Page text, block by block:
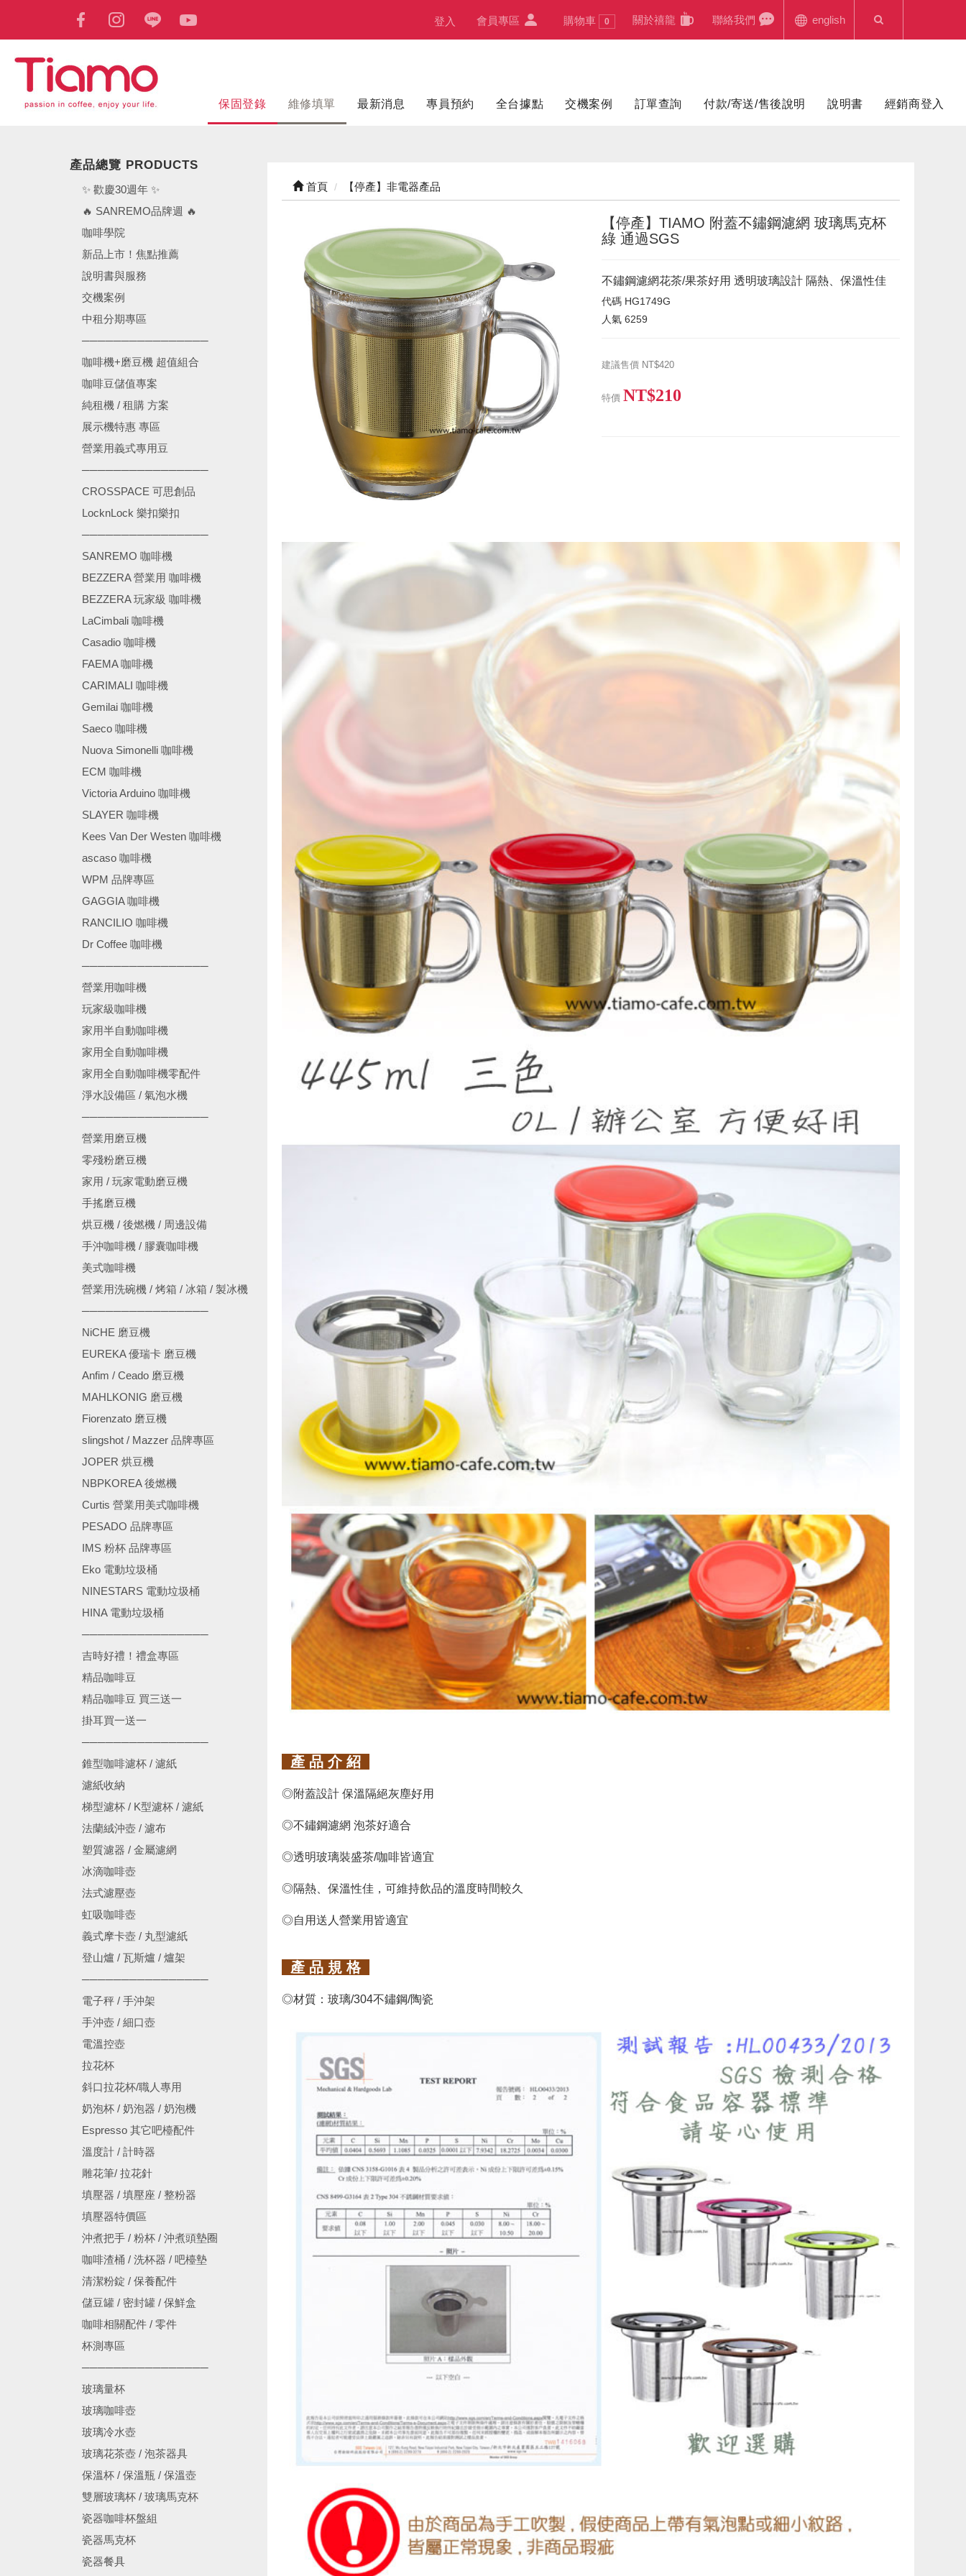
登入 會員專區 購物車 0 關於禧龍 聯絡我們 english
保固登錄 維修填單 最新消息 專員預約 全台據點 交機案例 訂單查詢 付款/寄送/售後說明 說明書 經銷商登入
產品總覽 PRODUCTS
✨ 歡慶30週年 ✨
🔥 SANREMO品牌週 🔥
咖啡學院
新品上市！焦點推薦
說明書與服務
交機案例
中租分期專區
────────────────
咖啡機+磨豆機 超值組合
咖啡豆儲值專案
純租機 / 租購 方案
展示機特惠 專區
營業用義式專用豆
────────────────
CROSSPACE 可思創品
LocknLock 樂扣樂扣
────────────────
SANREMO 咖啡機
BEZZERA 營業用 咖啡機
BEZZERA 玩家級 咖啡機
LaCimbali 咖啡機
Casadio 咖啡機
FAEMA 咖啡機
CARIMALI 咖啡機
Gemilai 咖啡機
Saeco 咖啡機
Nuova Simonelli 咖啡機
ECM 咖啡機
Victoria Arduino 咖啡機
SLAYER 咖啡機
Kees Van Der Westen 咖啡機
ascaso 咖啡機
WPM 品牌專區
GAGGIA 咖啡機
RANCILIO 咖啡機
Dr Coffee 咖啡機
────────────────
營業用咖啡機
玩家級咖啡機
家用半自動咖啡機
家用全自動咖啡機
家用全自動咖啡機零配件
淨水設備區 / 氣泡水機
────────────────
營業用磨豆機
零殘粉磨豆機
家用 / 玩家電動磨豆機
手搖磨豆機
烘豆機 / 後燃機 / 周邊設備
手沖咖啡機 / 膠囊咖啡機
美式咖啡機
營業用洗碗機 / 烤箱 / 冰箱 / 製冰機
────────────────
NiCHE 磨豆機
EUREKA 優瑞卡 磨豆機
Anfim / Ceado 磨豆機
MAHLKONIG 磨豆機
Fiorenzato 磨豆機
slingshot / Mazzer 品牌專區
JOPER 烘豆機
NBPKOREA 後燃機
Curtis 營業用美式咖啡機
PESADO 品牌專區
IMS 粉杯 品牌專區
Eko 電動垃圾桶
NINESTARS 電動垃圾桶
HINA 電動垃圾桶
────────────────
吉時好禮！禮盒專區
精品咖啡豆
精品咖啡豆 買三送一
掛耳買一送一
────────────────
錐型咖啡濾杯 / 濾紙
濾紙收納
梯型濾杯 / K型濾杯 / 濾紙
法蘭絨沖壺 / 濾布
塑質濾器 / 金屬濾網
冰滴咖啡壺
法式濾壓壺
虹吸咖啡壺
義式摩卡壺 / 丸型濾紙
登山爐 / 瓦斯爐 / 爐架
────────────────
電子秤 / 手沖架
手沖壺 / 細口壺
電溫控壺
拉花杯
斜口拉花杯/職人專用
奶泡杯 / 奶泡器 / 奶泡機
Espresso 其它吧檯配件
溫度計 / 計時器
雕花筆/ 拉花針
填壓器 / 填壓座 / 整粉器
填壓器特價區
沖煮把手 / 粉杯 / 沖煮頭墊圈
咖啡渣桶 / 洗杯器 / 吧檯墊
清潔粉錠 / 保養配件
儲豆罐 / 密封罐 / 保鮮盒
咖啡相關配件 / 零件
杯測專區
────────────────
玻璃量杯
玻璃咖啡壺
玻璃冷水壺
玻璃花茶壺 / 泡茶器具
保溫杯 / 保溫瓶 / 保溫壺
雙層玻璃杯 / 玻璃馬克杯
瓷器咖啡杯盤組
瓷器馬克杯
瓷器餐具
首頁 【停產】非電器產品
【停產】TIAMO 附蓋不鏽鋼濾網 玻璃馬克杯
綠 通過SGS
不鏽鋼濾網花茶/果茶好用 透明玻璃設計 隔熱、保溫性佳
代碼 HG1749G
人氣 6259
建議售價 NT$420
特價 NT$210
產 品 介 紹
◎附蓋設計 保溫隔絕灰塵好用
◎不鏽鋼濾網 泡茶好適合
◎透明玻璃裝盛茶/咖啡皆適宜
◎隔熱、保溫性佳，可維持飲品的溫度時間較久
◎自用送人營業用皆適宜
產 品 規 格
◎材質：玻璃/304不鏽鋼/陶瓷